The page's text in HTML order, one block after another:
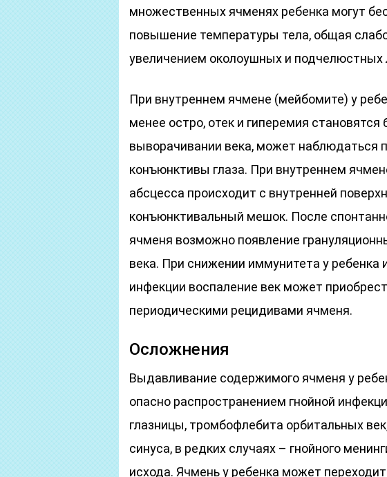
множественных ячменях ребенка могут
повышение температуры тела, общая
увеличением околоушных и
При внутреннем ячмене (мейбомите) у
менее остро, отек и гиперемия
выворачивании века, может наблюдаться
конъюнктивы глаза. При внутреннем
абсцесса происходит с внутренней
конъюнктивальный мешок. После
ячменя возможно появление
века. При снижении иммунитета у ребенка
инфекции воспаление век может
периодическими рецидивами ячменя.
Осложнения
Выдавливание содержимого ячменя у
опасно распространением гнойной
глазницы, тромбофлебита орбитальных
синуса, в редких случаях – гнойного
исхода. Ячмень у ребенка может